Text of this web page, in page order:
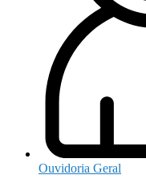
Ouvidoria Geral